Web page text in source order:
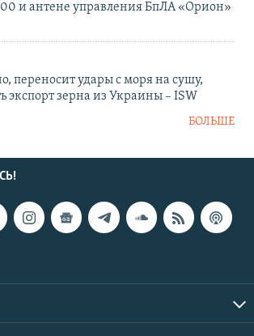
и антене управления БпЛА «Орион»
переносит удары с моря на сушу,
экспорт зерна из Украины – ISW
БОЛЬШЕ